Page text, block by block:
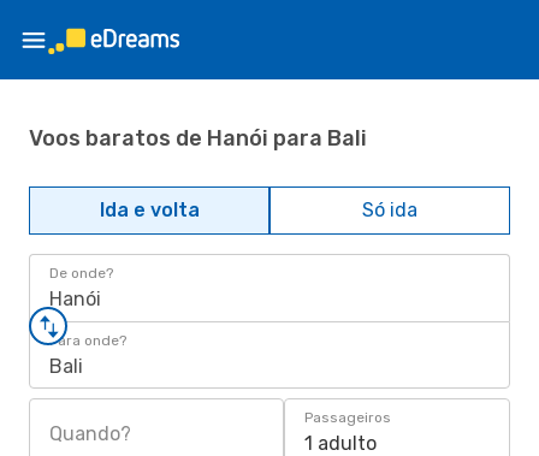
Voos baratos de Hanói para Bali
Ida e volta Só ida
De onde?
Hanói
Para onde?
Bali
Quando?
Passageiros
1 adulto